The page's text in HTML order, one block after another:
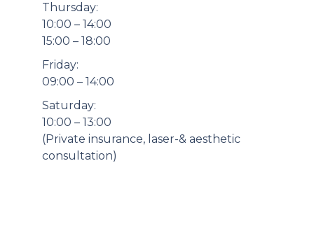
Thursday:
10:00 – 14:00
15:00 – 18:00
Friday:
09:00 – 14:00
Saturday:
10:00 – 13:00
(Private insurance, laser-& aesthetic
consultation)